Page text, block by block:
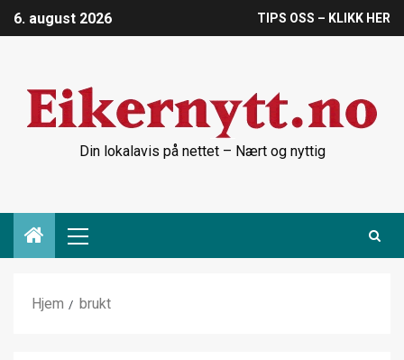
6. august 2026 TIPS OSS – KLIKK HER
Din lokalavis på nettet – Nært og nyttig
Hjem brukt